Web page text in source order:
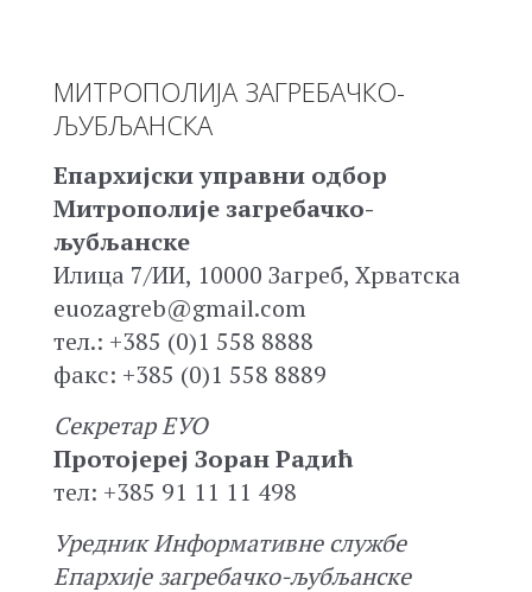
МИТРОПОЛИЈА ЗАГРЕБАЧКО-
ЉУБЉАНСКА
Епархијски управни одбор
Митрополије загребачко-
љубљанске
Илица 7/ИИ, 10000 Загреб, Хрватска
euozagreb@gmail.com
тел.: +385 (0)1 558 8888
факс: +385 (0)1 558 8889
Секретар ЕУО
Протојереј Зоран Радић
тел: +385 91 11 11 498
Уредник Информативне службе
Епархије загребачко-љубљанске